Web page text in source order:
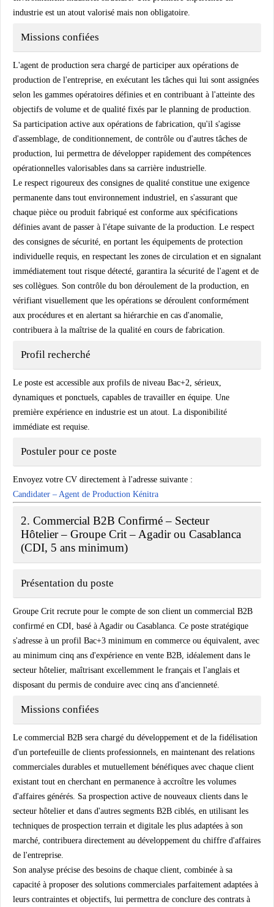
industrie est un atout valorisé mais non obligatoire.
Missions confiées
L'agent de production sera chargé de participer aux opérations de
production de l'entreprise, en exécutant les tâches qui lui sont assignées
selon les gammes opératoires définies et en contribuant à l'atteinte des
objectifs de volume et de qualité fixés par le planning de production.
Sa participation active aux opérations de fabrication, qu'il s'agisse
d'assemblage, de conditionnement, de contrôle ou d'autres tâches de
production, lui permettra de développer rapidement des compétences
opérationnelles valorisables dans sa carrière industrielle.
Le respect rigoureux des consignes de qualité constitue une exigence
permanente dans tout environnement industriel, en s'assurant que
chaque pièce ou produit fabriqué est conforme aux spécifications
définies avant de passer à l'étape suivante de la production. Le respect
des consignes de sécurité, en portant les équipements de protection
individuelle requis, en respectant les zones de circulation et en signalant
immédiatement tout risque détecté, garantira la sécurité de l'agent et de
ses collègues. Son contrôle du bon déroulement de la production, en
vérifiant visuellement que les opérations se déroulent conformément
aux procédures et en alertant sa hiérarchie en cas d'anomalie,
contribuera à la maîtrise de la qualité en cours de fabrication.
Profil recherché
Le poste est accessible aux profils de niveau Bac+2, sérieux,
dynamiques et ponctuels, capables de travailler en équipe. Une
première expérience en industrie est un atout. La disponibilité
immédiate est requise.
Postuler pour ce poste
Envoyez votre CV directement à l'adresse suivante :
Candidater – Agent de Production Kénitra
2. Commercial B2B Confirmé – Secteur
Hôtelier – Groupe Crit – Agadir ou Casablanca
(CDI, 5 ans minimum)
Présentation du poste
Groupe Crit recrute pour le compte de son client un commercial B2B
confirmé en CDI, basé à Agadir ou Casablanca. Ce poste stratégique
s'adresse à un profil Bac+3 minimum en commerce ou équivalent, avec
au minimum cinq ans d'expérience en vente B2B, idéalement dans le
secteur hôtelier, maîtrisant excellemment le français et l'anglais et
disposant du permis de conduire avec cinq ans d'ancienneté.
Missions confiées
Le commercial B2B sera chargé du développement et de la fidélisation
d'un portefeuille de clients professionnels, en maintenant des relations
commerciales durables et mutuellement bénéfiques avec chaque client
existant tout en cherchant en permanence à accroître les volumes
d'affaires générés. Sa prospection active de nouveaux clients dans le
secteur hôtelier et dans d'autres segments B2B ciblés, en utilisant les
techniques de prospection terrain et digitale les plus adaptées à son
marché, contribuera directement au développement du chiffre d'affaires
de l'entreprise.
Son analyse précise des besoins de chaque client, combinée à sa
capacité à proposer des solutions commerciales parfaitement adaptées à
leurs contraintes et objectifs, lui permettra de conclure des contrats à